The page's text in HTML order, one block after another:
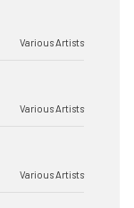
Various Artists
Various Artists
Various Artists